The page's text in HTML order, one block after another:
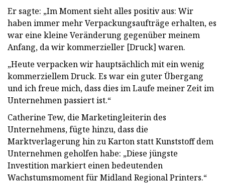
Er sagte: „Im Moment sieht alles positiv aus: Wir
haben immer mehr Verpackungsaufträge erhalten, es
war eine kleine Veränderung gegenüber meinem
Anfang, da wir kommerzieller [Druck] waren.
„Heute verpacken wir hauptsächlich mit ein wenig
kommerziellem Druck. Es war ein guter Übergang
und ich freue mich, dass dies im Laufe meiner Zeit im
Unternehmen passiert ist.“
Catherine Tew, die Marketingleiterin des
Unternehmens, fügte hinzu, dass die
Marktverlagerung hin zu Karton statt Kunststoff dem
Unternehmen geholfen habe: „Diese jüngste
Investition markiert einen bedeutenden
Wachstumsmoment für Midland Regional Printers.“